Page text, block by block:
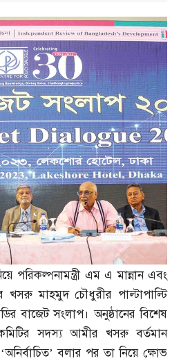
পরিকল্পনামন্ত্রী এম এ মান্নান এবং
খসরু মাহমুদ চৌধুরীর পাল্টাপাল্টি
বাজেট সংলাপ। অনুষ্ঠানের বিশেষ
সদস্য আমীর খসরু বর্তমান
বলার পর তা নিয়ে ক্ষোভ